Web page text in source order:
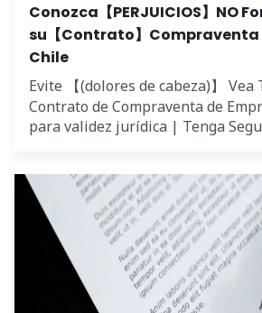
Conozca【PERJUICIOS】NO
su【Contrato】Compraventa
Chile
Evite 【(dolores de cabeza)】 Vea
Contrato de Compraventa de
para validez jurídica | Tenga